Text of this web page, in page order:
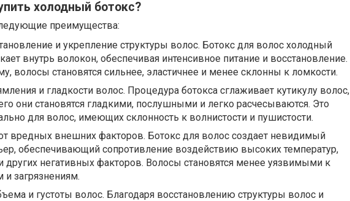
холодный ботокс?
преимущества:
и укрепление структуры волос. Ботокс для волос холодный
внутрь волокон, обеспечивая интенсивное питание и восстановление.
волосы становятся сильнее, эластичнее и менее склонны к ломкости.
и гладкости волос. Процедура ботокса сглаживает кутикулу волос,
они становятся гладкими, послушными и легко расчесываются. Это
для волос, имеющих склонность к волнистости и пушистости.
вредных внешних факторов. Ботокс для волос создает невидимый
обеспечивающий сопротивление воздействию высоких температур,
других негативных факторов. Волосы становятся менее уязвимыми к
загрязнениям.
и густоты волос. Благодаря восстановлению структуры волос и